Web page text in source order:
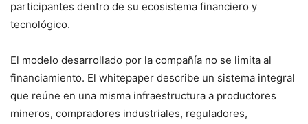
participantes dentro de su ecosistema financiero y
tecnológico.
El modelo desarrollado por la compañía no se limita al
financiamiento. El whitepaper describe un sistema integral
que reúne en una misma infraestructura a productores
mineros, compradores industriales, reguladores,